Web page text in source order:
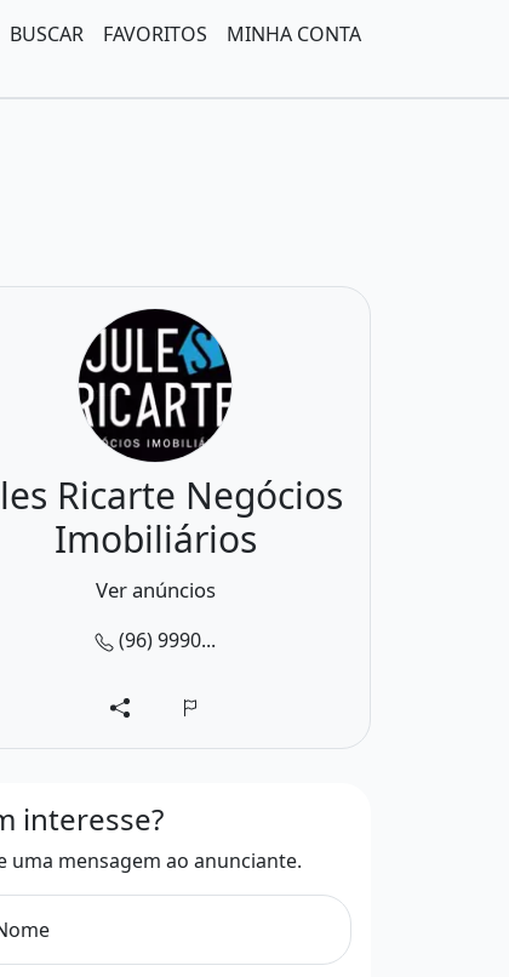
BUSCAR FAVORITOS MINHA CONTA
Ricarte Negócios
Imobiliários
Ver anúncios
(96) 9990...
interesse?
uma mensagem ao anunciante.